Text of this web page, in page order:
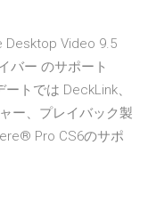
Desktop Video 9.5
バー のサポート
トでは DeckLink、
ー、プレイバック製
Pro CS6のサポ